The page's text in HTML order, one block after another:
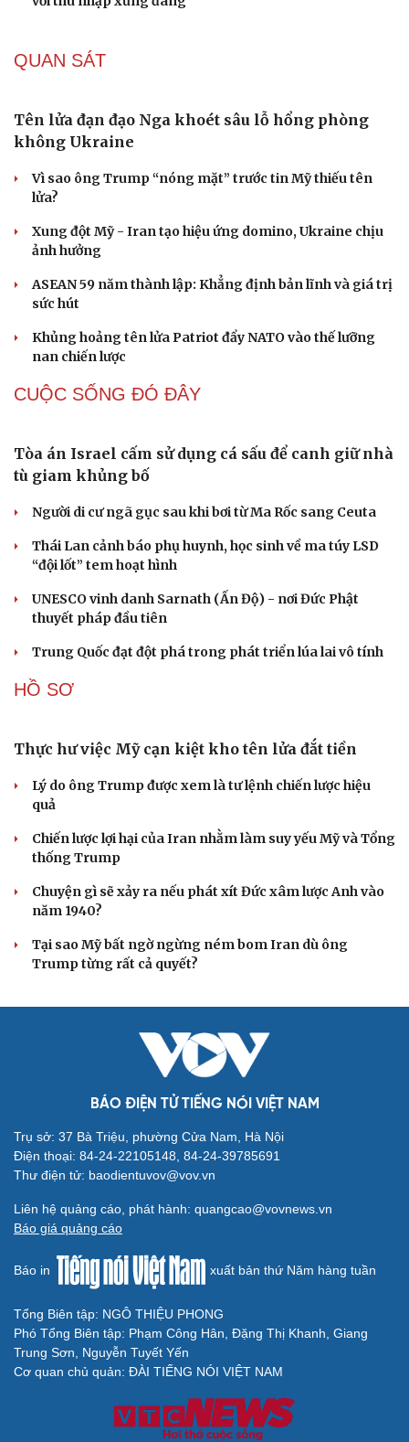
Cải chính
QUAN SÁT
Tên lửa đạn đạo Nga khoét sâu lỗ hổng phòng
không Ukraine
Vì sao ông Trump “nóng mặt” trước tin Mỹ thiếu tên
lửa?
Xung đột Mỹ - Iran tạo hiệu ứng domino, Ukraine chịu
ảnh hưởng
ASEAN 59 năm thành lập: Khẳng định bản lĩnh và giá trị
sức hút
Khủng hoảng tên lửa Patriot đẩy NATO vào thế lưỡng
nan chiến lược
CUỘC SỐNG ĐÓ ĐÂY
Tòa án Israel cấm sử dụng cá sấu để canh giữ nhà
tù giam khủng bố
Người di cư ngã gục sau khi bơi từ Ma Rốc sang Ceuta
Thái Lan cảnh báo phụ huynh, học sinh về ma túy LSD
“đội lốt” tem hoạt hình
UNESCO vinh danh Sarnath (Ấn Độ) - nơi Đức Phật
thuyết pháp đầu tiên
Trung Quốc đạt đột phá trong phát triển lúa lai vô tính
HỒ SƠ
Thực hư việc Mỹ cạn kiệt kho tên lửa đắt tiền
Lý do ông Trump được xem là tư lệnh chiến lược hiệu
quả
Chiến lược lợi hại của Iran nhằm làm suy yếu Mỹ và Tổng
thống Trump
Chuyện gì sẽ xảy ra nếu phát xít Đức xâm lược Anh vào
năm 1940?
Tại sao Mỹ bất ngờ ngừng ném bom Iran dù ông
Trump từng rất cả quyết?
BÁO ĐIỆN TỬ TIẾNG NÓI VIỆT NAM
Trụ sở: 37 Bà Triệu, phường Cửa Nam, Hà Nội
Điện thoại: 84-24-22105148, 84-24-39785691
Thư điện tử: baodientuvov@vov.vn
Liên hệ quảng cáo, phát hành: quangcao@vovnews.vn
Báo giá quảng cáo
Báo in xuất bản thứ Năm hàng tuần
Tổng Biên tập: NGÔ THIỆU PHONG
Phó Tổng Biên tập: Phạm Công Hân, Đặng Thị Khanh, Giang
Trung Sơn, Nguyễn Tuyết Yến
Cơ quan chủ quản: ĐÀI TIẾNG NÓI VIỆT NAM